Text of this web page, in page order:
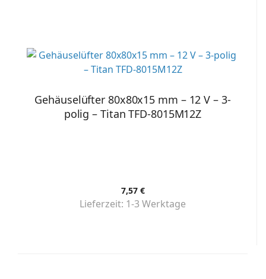
Gehäuselüfter 80x80x15 mm – 12 V – 3-
polig – Titan TFD-8015M12Z
7,57 €
Lieferzeit: 1-3 Werktage